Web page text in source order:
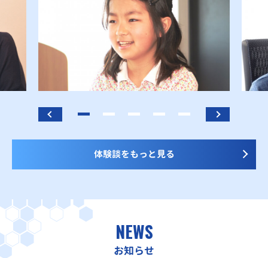
体験談をもっと見る
NEWS
お知らせ